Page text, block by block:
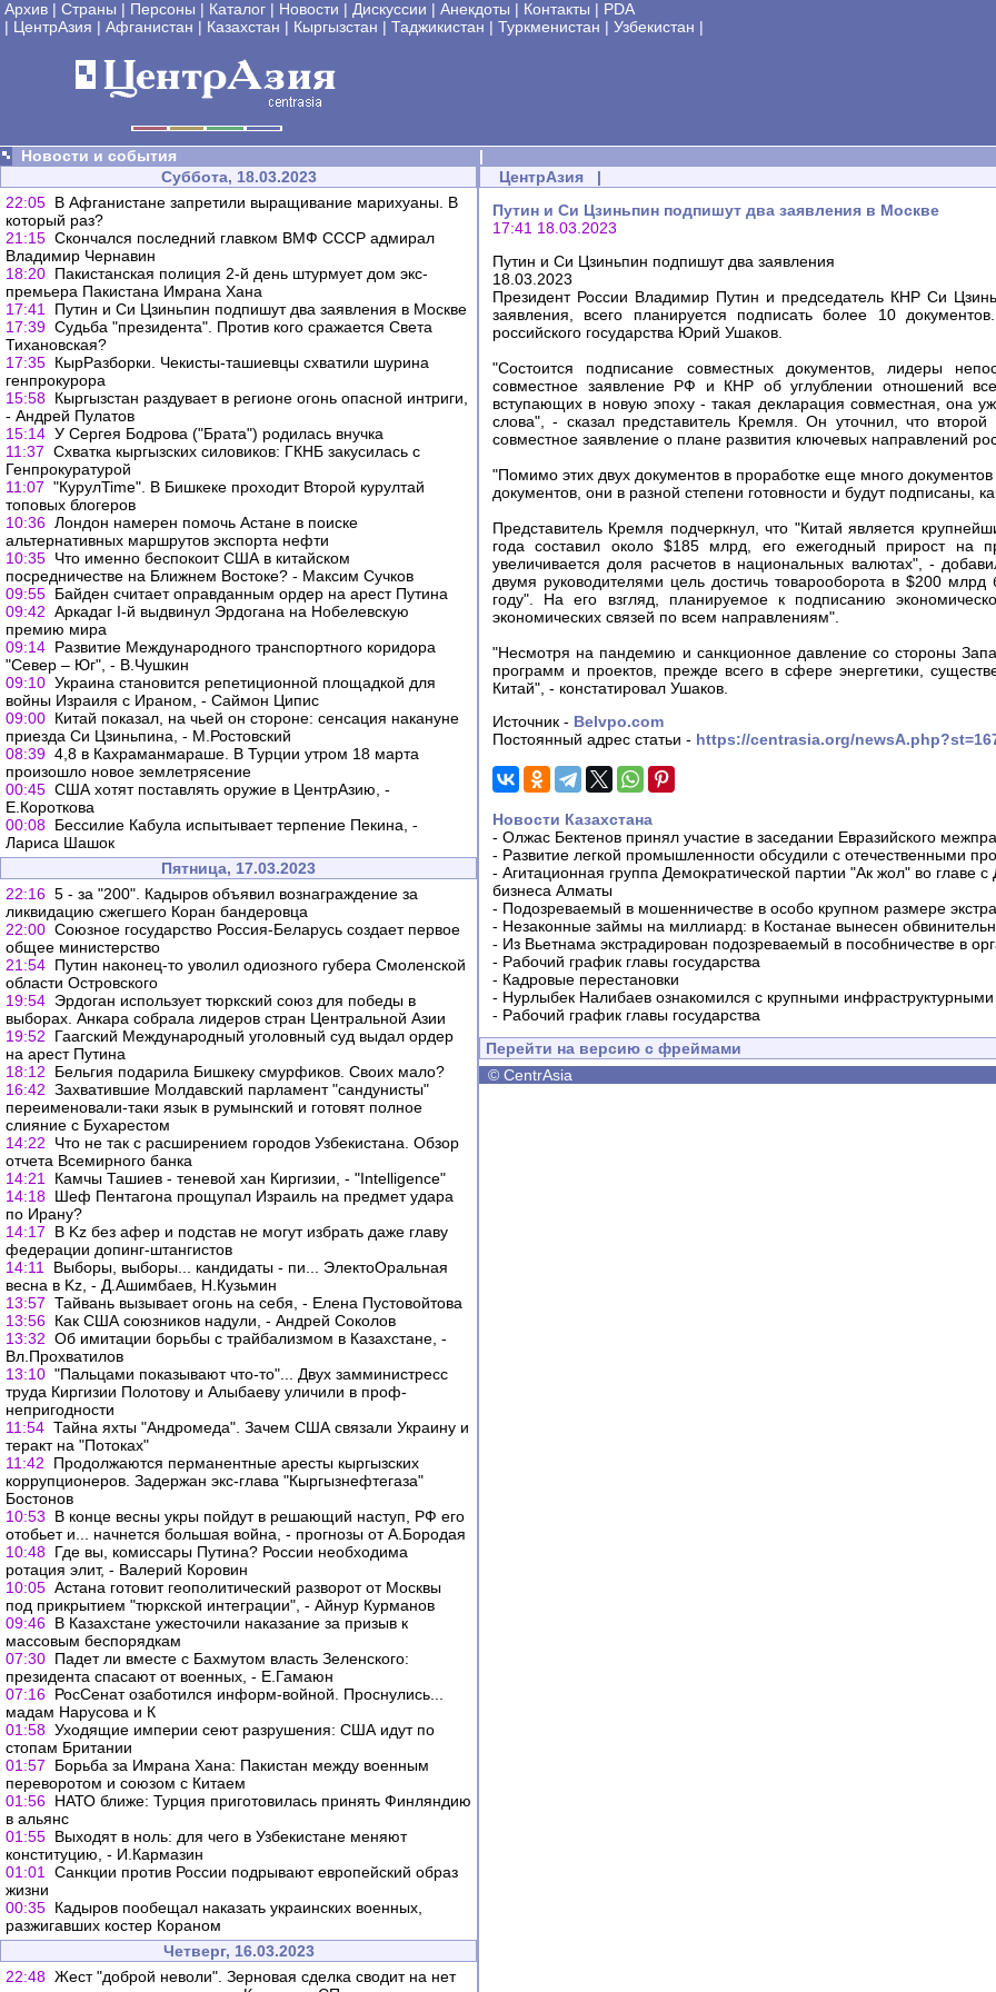
Архив | Страны | Персоны | Каталог | Новости | Дискуссии | Анекдоты | Контакты | PDA
| ЦентрАзия | Афганистан | Казахстан | Кыргызстан | Таджикистан | Туркменистан | Узбекистан |
Новости и события
|
Суббота, 18.03.2023
22:05 В Афганистане запретили выращивание марихуаны. В
который раз?
21:15 Скончался последний главком ВМФ СССР адмирал
Владимир Чернавин
18:20 Пакистанская полиция 2-й день штурмует дом экс-
премьера Пакистана Имрана Хана
17:41
Путин и Си Цзиньпин подпишут два заявления в Москве
17:39 Судьба "президента". Против кого сражается Света
Тихановская?
17:35 КырРазборки. Чекисты-ташиевцы схватили шурина
генпрокурора
15:58 Кыргызстан раздувает в регионе огонь опасной интриги,
- Андрей Пулатов
15:14 У Сергея Бодрова ("Брата") родилась внучка
11:37 Схватка кыргызских силовиков: ГКНБ закусилась с
Генпрокуратурой
11:07 "КурулTime". В Бишкеке проходит Второй курултай
топовых блогеров
10:36 Лондон намерен помочь Астане в поиске
альтернативных маршрутов экспорта нефти
10:35 Что именно беспокоит США в китайском
посредничестве на Ближнем Востоке? - Максим Сучков
09:55 Байден считает оправданным ордер на арест Путина
09:42 Аркадаг I-й выдвинул Эрдогана на Нобелевскую
премию мира
09:14 Развитие Международного транспортного коридора
"Север – Юг", - В.Чушкин
09:10 Украина становится репетиционной площадкой для
войны Израиля с Ираном, - Саймон Ципис
09:00 Китай показал, на чьей он стороне: сенсация накануне
приезда Си Цзиньпина, - М.Ростовский
08:39 4,8 в Кахраманмараше. В Турции утром 18 марта
произошло новое землетрясение
00:45 США хотят поставлять оружие в ЦентрАзию, -
Е.Короткова
00:08 Бессилие Кабула испытывает терпение Пекина, -
Лариса Шашок
Пятница, 17.03.2023
22:16 5 - за "200". Кадыров объявил вознаграждение за
ликвидацию сжегшего Коран бандеровца
22:00 Союзное государство Россия-Беларусь создает первое
общее министерство
21:54 Путин наконец-то уволил одиозного губера Смоленской
области Островского
19:54 Эрдоган использует тюркский союз для победы в
выборах. Анкара собрала лидеров стран Центральной Азии
19:52
Гаагский Международный уголовный суд выдал ордер
на арест Путина
18:12
Бельгия подарила Бишкеку смурфиков. Своих мало?
16:42 Захватившие Молдавский парламент "сандунисты"
переименовали-таки язык в румынский и готовят полное
слияние с Бухарестом
14:22
Что не так с расширением городов Узбекистана. Обзор
отчета Всемирного банка
14:21
Камчы Ташиев - теневой хан Киргизии, - "Intelligence"
14:18 Шеф Пентагона прощупал Израиль на предмет удара
по Ирану?
14:17
В Kz без афер и подстав не могут избрать даже главу
федерации допинг-штангистов
14:11
Выборы, выборы... кандидаты - пи... ЭлектоОральная
весна в Kz, - Д.Ашимбаев, Н.Кузьмин
13:57 Тайвань вызывает огонь на себя, - Елена Пустовойтова
13:56 Как США союзников надули, - Андрей Соколов
13:32 Об имитации борьбы с трайбализмом в Казахстане, -
Вл.Прохватилов
13:10 "Пальцами показывают что-то"... Двух замминистресс
труда Киргизии Полотову и Алыбаеву уличили в проф-
непригодности
11:54 Тайна яхты "Андромеда". Зачем США связали Украину и
теракт на "Потоках"
11:42
Продолжаются перманентные аресты кыргызских
коррупционеров. Задержан экс-глава "Кыргызнефтегаза"
Бостонов
10:53
В конце весны укры пойдут в решающий наступ, РФ его
отобьет и... начнется большая война, - прогнозы от А.Бородая
10:48 Где вы, комиссары Путина? России необходима
ротация элит, - Валерий Коровин
10:05 Астана готовит геополитический разворот от Москвы
под прикрытием "тюркской интеграции", - Айнур Курманов
09:46 В Казахстане ужесточили наказание за призыв к
массовым беспорядкам
07:30 Падет ли вместе с Бахмутом власть Зеленского:
президента спасают от военных, - Е.Гамаюн
07:16 РосСенат озаботился информ-войной. Проснулись...
мадам Нарусова и К
01:58 Уходящие империи сеют разрушения: США идут по
стопам Британии
01:57
Борьба за Имрана Хана: Пакистан между военным
переворотом и союзом с Китаем
01:56 НАТО ближе: Турция приготовилась принять Финляндию
в альянс
01:55 Выходят в ноль: для чего в Узбекистане меняют
конституцию, - И.Кармазин
01:01
Санкции против России подрывают европейский образ
жизни
00:35 Кадыров пообещал наказать украинских военных,
разжигавших костер Кораном
Четверг, 16.03.2023
22:48 Жест "доброй неволи". Зерновая сделка сводит на нет
ЦентрАзия |
Путин и Си Цзиньпин подпишут два заявления в Москве
17:41 18.03.2023
Путин и Си Цзиньпин подпишут два заявления
18.03.2023
Президент России Владимир Путин и председатель КНР Си
заявления, всего планируется подписать более 10
российского государства Юрий Ушаков.
"Состоится подписание совместных документов, лидеры
совместное заявление РФ и КНР об углублении отношений
вступающих в новую эпоху - такая декларация совместная, она
слова", - сказал представитель Кремля. Он уточнил, что
совместное заявление о плане развития ключевых направлений
"Помимо этих двух документов в проработке еще много
документов, они в разной степени готовности и будут подписаны,
Представитель Кремля подчеркнул, что "Китай является
года составил около $185 млрд, его ежегодный прирост
увеличивается доля расчетов в национальных валютах", -
двумя руководителями цель достичь товарооборота в $200
году". На его взгляд, планируемое к подписанию
экономических связей по всем направлениям".
"Несмотря на пандемию и санкционное давление со стороны
программ и проектов, прежде всего в сфере энергетики,
Китай", - констатировал Ушаков.
Источник - Belvpo.com
Постоянный адрес статьи - https://centrasia.org/
Новости Казахстана
- Олжас Бектенов принял участие в заседании Евразийского
- Развитие легкой промышленности обсудили с отечественными
- Агитационная группа Демократической партии "Ак жол" во главе
бизнеса Алматы
- Подозреваемый в мошенничестве в особо крупном размере
- Незаконные займы на миллиард: в Костанае вынесен
- Из Вьетнама экстрадирован подозреваемый в пособничестве в
- Рабочий график главы государства
- Кадровые перестановки
- Нурлыбек Налибаев ознакомился с крупными
- Рабочий график главы государства
Перейти на версию с фреймами
© CentrAsia